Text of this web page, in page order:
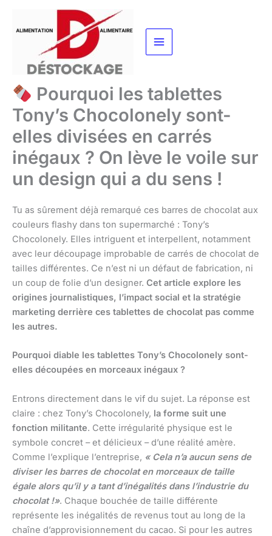
contenu
Pourquoi les tablettes
Tony’s Chocolonely sont-
elles divisées en carrés
inégaux ? On lève le voile sur
un design qui a du sens !
Tu as sûrement déjà remarqué ces barres de chocolat aux
couleurs flashy dans ton supermarché : Tony’s
Chocolonely. Elles intriguent et interpellent, notamment
avec leur découpage improbable de carrés de chocolat de
tailles différentes. Ce n’est ni un défaut de fabrication, ni
un coup de folie d’un designer. Cet article explore les
origines journalistiques, l’impact social et la stratégie
marketing derrière ces tablettes de chocolat pas comme
les autres.
Pourquoi diable les tablettes Tony’s Chocolonely sont-
elles découpées en morceaux inégaux ?
Entrons directement dans le vif du sujet. La réponse est
claire : chez Tony’s Chocolonely, la forme suit une
fonction militante. Cette irrégularité physique est le
symbole concret – et délicieux – d’une réalité amère.
Comme l’explique l’entreprise, « Cela n’a aucun sens de
diviser les barres de chocolat en morceaux de taille
égale alors qu’il y a tant d’inégalités dans l’industrie du
chocolat !». Chaque bouchée de taille différente
représente les inégalités de revenus tout au long de la
chaîne d’approvisionnement du cacao. Si pour les autres